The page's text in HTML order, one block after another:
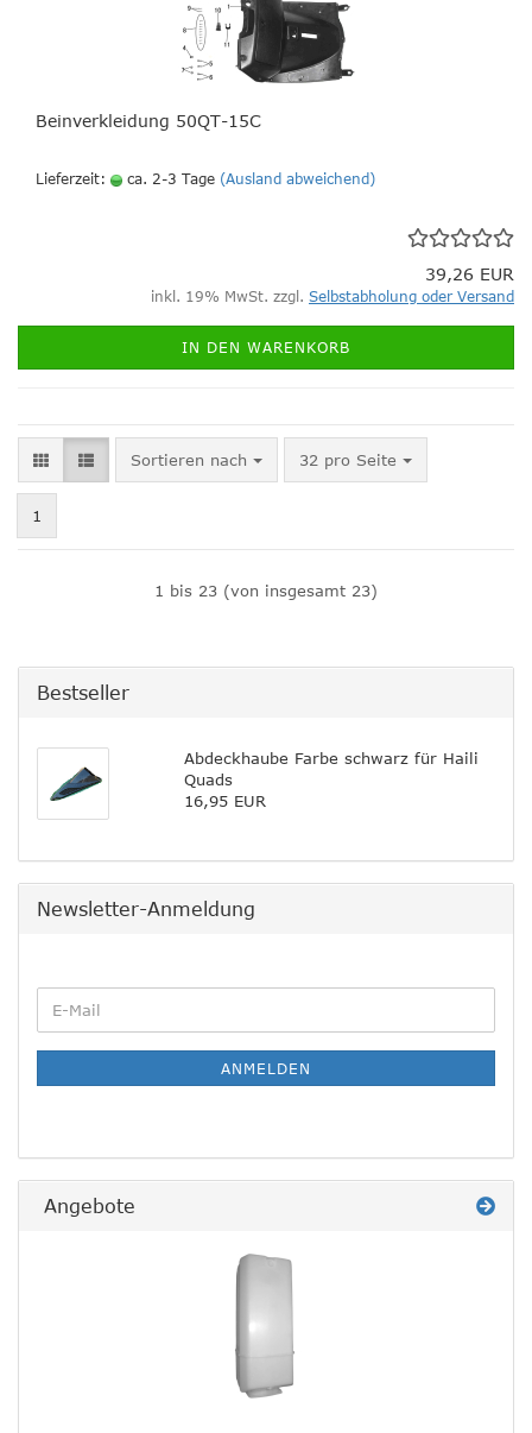
Beinverkleidung 50QT-15C
Lieferzeit: ca. 2-3 Tage (Ausland abweichend)
39,26 EUR
inkl. 19% MwSt. zzgl. Selbstabholung oder Versand
IN DEN WARENKORB
Sortieren nach
Sortieren nach 32 pro Seite
pro Seite
1
1 bis 23 (von insgesamt 23)
Bestseller
Abdeckhaube Farbe schwarz für Haili
Quads
16,95 EUR
Newsletter-Anmeldung
ZURE-
Mail
ANMELDEN
Angebote